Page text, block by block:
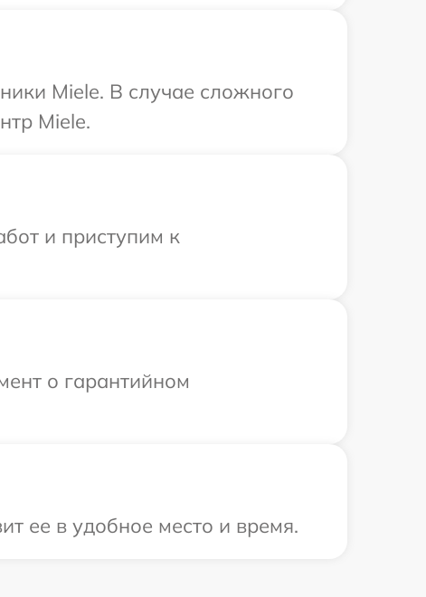
Miele. В случае сложного
Miele.
и приступим к
о гарантийном
ее в удобное место и время.